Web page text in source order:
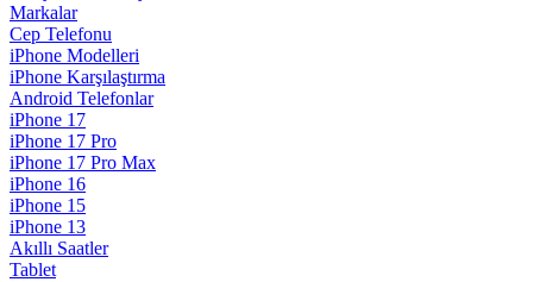
Markalar
Cep Telefonu
iPhone Modelleri
iPhone Karşılaştırma
Android Telefonlar
iPhone 17
iPhone 17 Pro
iPhone 17 Pro Max
iPhone 16
iPhone 15
iPhone 13
Akıllı Saatler
Tablet